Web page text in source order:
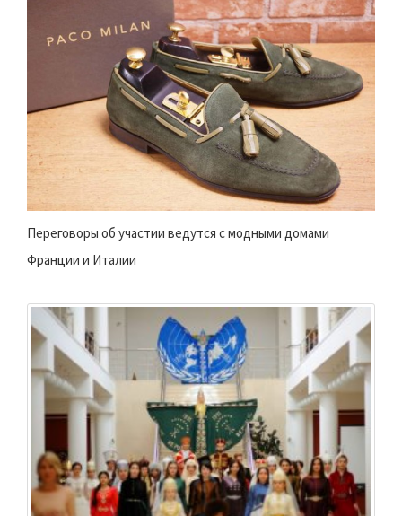
Переговоры об участии ведутся с модными домами
Франции и Италии